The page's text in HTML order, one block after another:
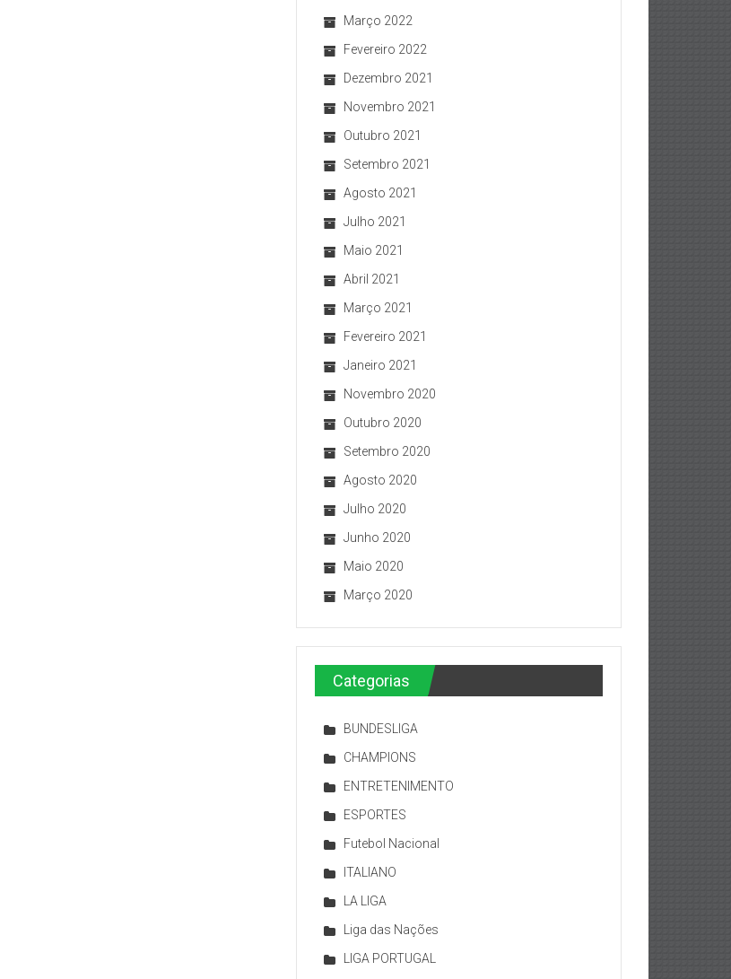
Março 2022
Fevereiro 2022
Dezembro 2021
Novembro 2021
Outubro 2021
Setembro 2021
Agosto 2021
Julho 2021
Maio 2021
Abril 2021
Março 2021
Fevereiro 2021
Janeiro 2021
Novembro 2020
Outubro 2020
Setembro 2020
Agosto 2020
Julho 2020
Junho 2020
Maio 2020
Março 2020
Categorias
BUNDESLIGA
CHAMPIONS
ENTRETENIMENTO
ESPORTES
Futebol Nacional
ITALIANO
LA LIGA
Liga das Nações
LIGA PORTUGAL